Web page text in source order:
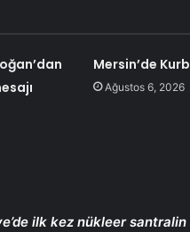
Mersin’de
Ağustos 6, 2026
ilk kez nükleer